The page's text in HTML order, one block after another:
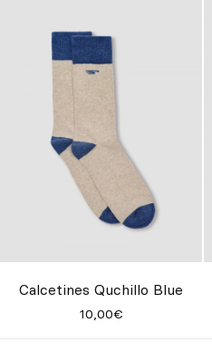
Calcetines Quchillo Blue
10,00€